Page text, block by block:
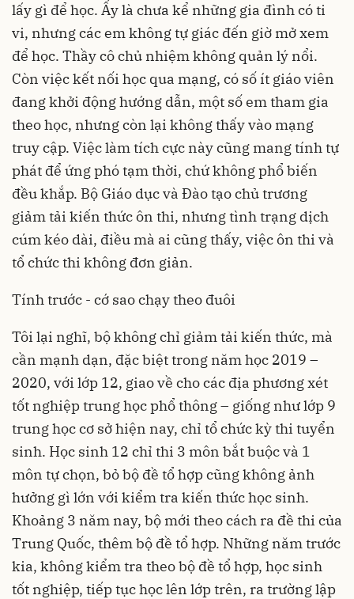
lấy gì để học. Ấy là chưa kể những gia đình có ti
vi, nhưng các em không tự giác đến giờ mở xem
để học. Thầy cô chủ nhiệm không quản lý nổi.
Còn việc kết nối học qua mạng, có số ít giáo viên
đang khởi động hướng dẫn, một số em tham gia
theo học, nhưng còn lại không thấy vào mạng
truy cập. Việc làm tích cực này cũng mang tính tự
phát để ứng phó tạm thời, chứ không phổ biến
đều khắp. Bộ Giáo dục và Đào tạo chủ trương
giảm tải kiến thức ôn thi, nhưng tình trạng dịch
cúm kéo dài, điều mà ai cũng thấy, việc ôn thi và
tổ chức thi không đơn giản.
Tính trước - cớ sao chạy theo đuôi
Tôi lại nghĩ, bộ không chỉ giảm tải kiến thức, mà
cần mạnh dạn, đặc biệt trong năm học 2019 –
2020, với lớp 12, giao về cho các địa phương xét
tốt nghiệp trung học phổ thông – giống như lớp 9
trung học cơ sở hiện nay, chỉ tổ chức kỳ thi tuyển
sinh. Học sinh 12 chỉ thi 3 môn bắt buộc và 1
môn tự chọn, bỏ bộ đề tổ hợp cũng không ảnh
hưởng gì lớn với kiểm tra kiến thức học sinh.
Khoảng 3 năm nay, bộ mới theo cách ra đề thi của
Trung Quốc, thêm bộ đề tổ hợp. Những năm trước
kia, không kiểm tra theo bộ đề tổ hợp, học sinh
tốt nghiệp, tiếp tục học lên lớp trên, ra trường lập